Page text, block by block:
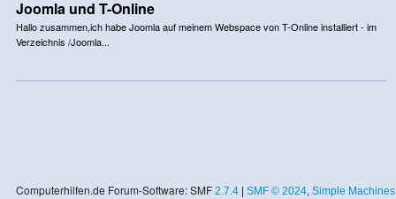
Joomla und T-Online
Hallo zusammen,ich habe Joomla auf meinem Webspace von T-Online installiert - im
Verzeichnis /Joomla...
Computerhilfen.de Forum-Software: SMF 2.7.4| SMF © 2024, Simple Machines